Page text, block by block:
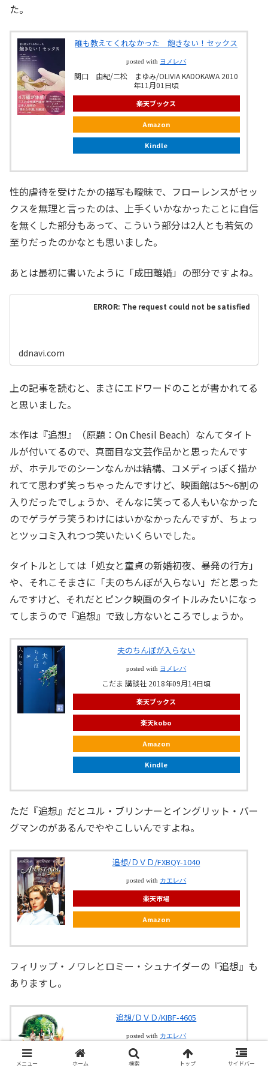
た。
誰も教えてくれなかった 飽きない！セックス
posted with ヨメレバ
関口 由紀/二松 まゆみ/OLIVIA KADOKAWA 2010
年11月01日頃
楽天ブックス
Amazon
Kindle
性的虐待を受けたかの描写も曖昧で、フローレンスがセッ
クスを無理と言ったのは、上手くいかなかったことに自信
を無くした部分もあって、こういう部分は2人とも若気の
至りだったのかなとも思いました。
あとは最初に書いたように「成田離婚」の部分ですよね。
ERROR: The request could not be satisfied
ddnavi.com
上の記事を読むと、まさにエドワードのことが書かれてる
と思いました。
本作は『追想』（原題：On Chesil Beach）なんてタイト
ルが付いてるので、真面目な文芸作品かと思ったんです
が、ホテルでのシーンなんかは結構、コメディっぽく描か
れてて思わず笑っちゃったんですけど、映画館は5～6割の
入りだったでしょうか、そんなに笑ってる人もいなかった
のでゲラゲラ笑うわけにはいかなかったんですが、ちょっ
とツッコミ入れつつ笑いたいくらいでした。
タイトルとしては「処女と童貞の新婚初夜、暴発の行方」
や、それこそまさに「夫のちんぽが入らない」だと思った
んですけど、それだとピンク映画のタイトルみたいになっ
てしまうので『追想』で致し方ないところでしょうか。
夫のちんぽが入らない
posted with ヨメレバ
こだま 講談社 2018年09月14日頃
楽天ブックス
楽天kobo
Amazon
Kindle
ただ『追想』だとユル・ブリンナーとイングリット・バー
グマンのがあるんでややこしいんですよね。
追想/ＤＶＤ/FXBQY-1040
posted with カエレバ
楽天市場
Amazon
フィリップ・ノワレとロミー・シュナイダーの『追想』も
ありますし。
追想/ＤＶＤ/KIBF-4605
posted with カエレバ
メニュー ホーム 検索 トップ サイドバー